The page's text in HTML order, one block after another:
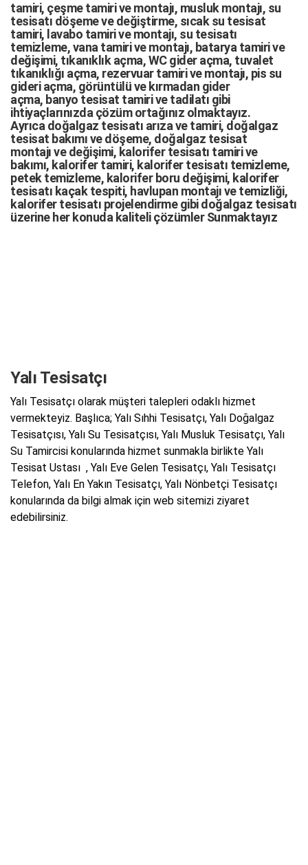
tamiri, çeşme tamirivemontajı, musluk montajı, su
tesisatı döşemeve değiştirme, sıcak su tesisat
tamiri, lavabo tamirivemontajı, su tesisatı
temizleme,vana tamirivemontajı, batarya tamirive
değişimi, tıkanıklık açma,WC gider açma, tuvalet
tıkanıklığı açma, rezervuar tamirive montajı, pis su
gideri açma, görüntülü ve kırmadan gider
açma, banyo tesisat tamirivetadilatı gibi
ihtiyaçlarınızda çözüm ortağınız olmaktayız.
Ayrıca doğalgaz tesisatı arızave tamiri, doğalgaz
tesisat bakımıve döşeme, doğalgaz tesisat
montajıve değişimi, kalorifer tesisatı tamiri ve
bakımı, kalorifer tamiri, kalorifer tesisatı temizleme,
petek temizleme, kalorifer boru değişimi, kalorifer
tesisatı kaçak tespiti, havlupan montajı ve temizliği,
kalorifer tesisatı projelendirme gibi d oğalgaz tesisatı
üzerine her konuda kaliteli çözümler Sunmaktayız
Yalı Tesisatçı
Yalı Tesisatçı olarak müşteri talepleri odaklı hizmet
vermekteyiz. Başlıca; Yalı Sıhhi Tesisatçı, Yalı Doğalgaz
Tesisatçısı, Yalı Su Tesisatçısı, Yalı Musluk Tesisatçı, Yalı
Su Tamircisi konularında hizmet sunmakla birlikte Yalı
Tesisat Ustası , Yalı Eve Gelen Tesisatçı, Yalı Tesisatçı
Telefon, Yalı En Yakın Tesisatçı, Yalı Nönbetçi Tesisatçı
konularında da bilgi almak için web sitemizi ziyaret
edebilirsiniz.